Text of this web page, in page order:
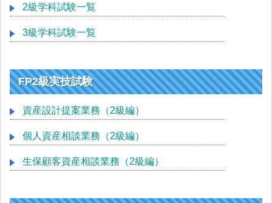
2級学科試験一覧
3級学科試験一覧
FP2級実技試験
資産設計提案業務（2級編）
個人資産相談業務（2級編）
生保顧客資産相談業務（2級編）